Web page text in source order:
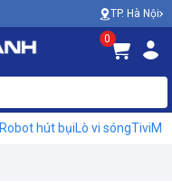
TP. Hà Nội
0
Robot hút bụiLò vi sóngTivi